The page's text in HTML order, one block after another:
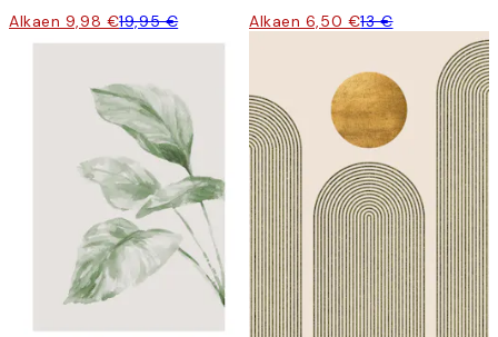
Alkaen 9,98 €19,95 € Alkaen 6,50 €13 €